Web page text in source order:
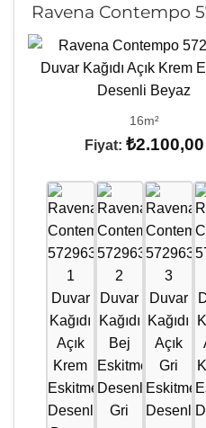
Ravena Contempo
16m²
Fiyat: ₺2.100,00